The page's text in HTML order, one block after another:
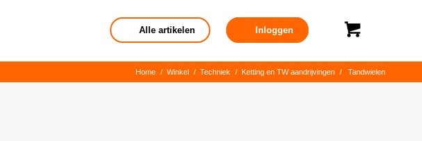
Alle artikelen Inloggen
Home / Winkel / Techniek / Ketting en TW aandrijvingen / Tandwielen